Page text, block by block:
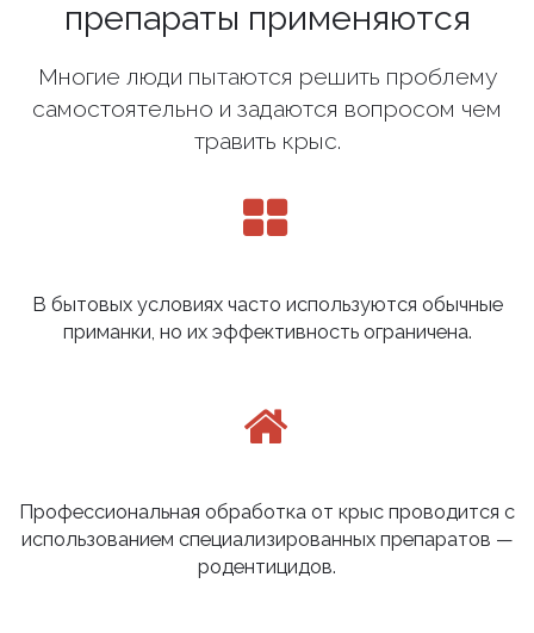
препараты применяются
Многие люди пытаются решить проблему
самостоятельно и задаются вопросом чем
травить крыс.
В бытовых условиях часто используются обычные
приманки, но их эффективность ограничена.
Профессиональная обработка от крыс проводится с
использованием специализированных препаратов —
родентицидов.